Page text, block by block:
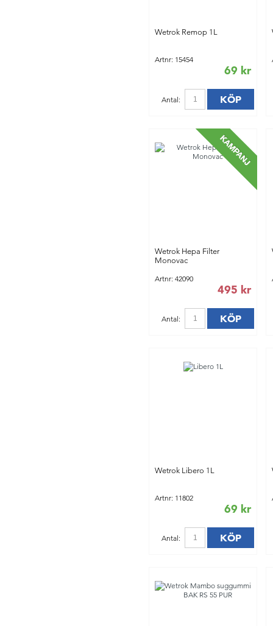
Wetrok Remop 1L
Artnr: 15454
69 kr
Antal: KÖP
Wetrok Hepa Filter
Monovac
Artnr: 42090
495 kr
Antal: KÖP
Wetrok Libero 1L
Artnr: 11802
69 kr
Antal: KÖP